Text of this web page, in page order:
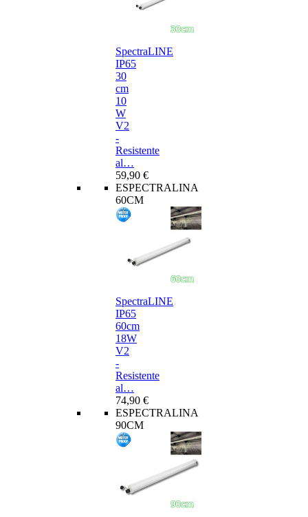
SpectraLINE
IP65
30
cm
10
W
V2
-
Resistente
al…
59,90 €
ESPECTRALINA
60CM
SpectraLINE
IP65
60cm
18W
V2
-
Resistente
al…
74,90 €
ESPECTRALINA
90CM